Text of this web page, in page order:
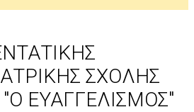
ΣΧΟΛΗΣ
ΕΥΑΓΓΕΛΙΣΜΟΣ"